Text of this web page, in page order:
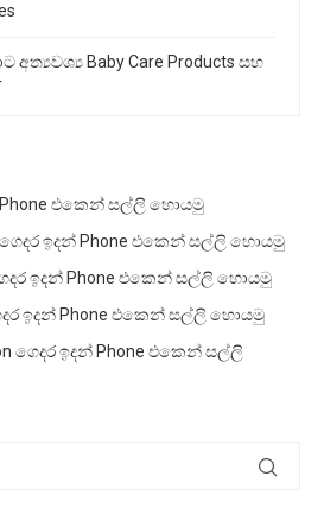
අත්‍යවශ්‍ය Baby Care Products සහ
Phone එකෙන් සල්ලි හොයමු
ගෙදර ඉදන් Phone එකෙන් සල්ලි හොයමු
ඉදන් Phone එකෙන් සල්ලි හොයමු
ඉදන් Phone එකෙන් සල්ලි හොයමු
ගෙදර ඉදන් Phone එකෙන් සල්ලි